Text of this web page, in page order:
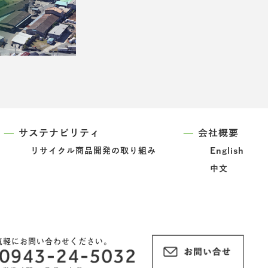
サステナビリティ
リサイクル商品開発の取り組み
会社概要
English
中文
軽にお問い合わせください。